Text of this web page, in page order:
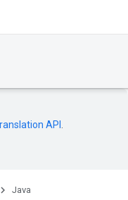
API
Java